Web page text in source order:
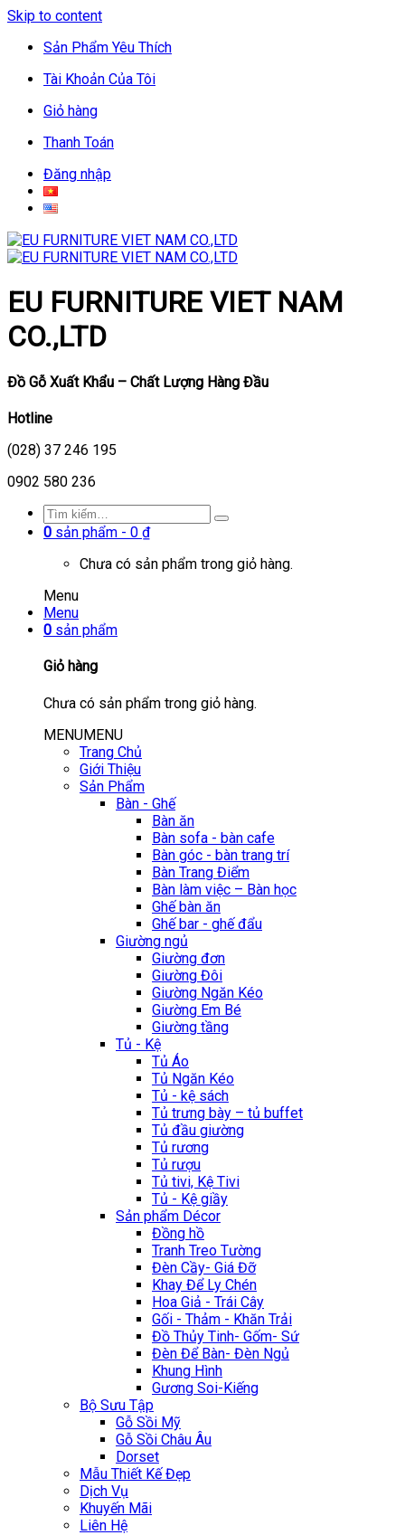
Skip to content
Sản Phẩm Yêu Thích
Tài Khoản Của Tôi
Giỏ hàng
Thanh Toán
Đăng nhập
EU FURNITURE VIET NAM
CO.,LTD
Đồ Gỗ Xuất Khẩu – Chất Lượng Hàng Đầu
Hotline
(028) 37 246 195
0902 580 236
0 sản phẩm - 0 ₫
Chưa có sản phẩm trong giỏ hàng.
Menu
Menu
0 sản phẩm
Giỏ hàng
Chưa có sản phẩm trong giỏ hàng.
MENUMENU
Trang Chủ
Giới Thiệu
Sản Phẩm
Bàn - Ghế
Bàn ăn
Bàn sofa - bàn cafe
Bàn góc - bàn trang trí
Bàn Trang Điểm
Bàn làm việc – Bàn học
Ghế bàn ăn
Ghế bar - ghế đẩu
Giường ngủ
Giường đơn
Giường Đôi
Giường Ngăn Kéo
Giường Em Bé
Giường tầng
Tủ - Kệ
Tủ Áo
Tủ Ngăn Kéo
Tủ - kệ sách
Tủ trưng bày – tủ buffet
Tủ đầu giường
Tủ rương
Tủ rượu
Tủ tivi, Kệ Tivi
Tủ - Kệ giầy
Sản phẩm Décor
Đồng hồ
Tranh Treo Tường
Đèn Cầy- Giá Đỡ
Khay Để Ly Chén
Hoa Giả - Trái Cây
Gối - Thảm - Khăn Trải
Đồ Thủy Tinh- Gốm- Sứ
Đèn Để Bàn- Đèn Ngủ
Khung Hình
Gương Soi-Kiếng
Bộ Sưu Tập
Gỗ Sồi Mỹ
Gỗ Sồi Châu Âu
Dorset
Mẫu Thiết Kế Đẹp
Dịch Vụ
Khuyến Mãi
Liên Hệ